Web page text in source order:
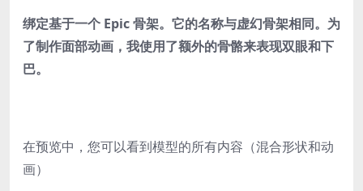
绑定基于一个 Epic 骨架。它的名称与虚幻骨架相同。为
了制作面部动画，我使用了额外的骨骼来表现双眼和下
巴。
在预览中，您可以看到模型的所有内容（混合形状和动
画）